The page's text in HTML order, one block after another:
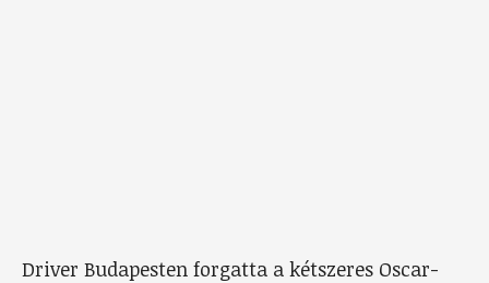
Driver Budapesten forgatta a kétszeres Oscar-